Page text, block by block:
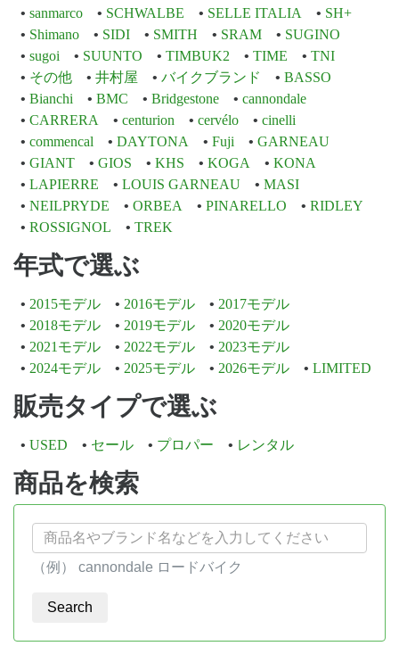
sanmarco
SCHWALBE SELLE ITALIA
SH+
Shimano
SIDI SMITH SRAM
SUGINO
sugoi
SUUNTO TIMBUK2 TIME
TNI
その他
井村屋 バイクブランド
BASSO
Bianchi
BMC Bridgestone
cannondale
CARRERA
centurion cervélo
cinelli
commencal
DAYTONA Fuji
GARNEAU
GIANT
GIOS KHS KOGA
KONA
LAPIERRE
LOUIS GARNEAU
MASI
NEILPRYDE
ORBEA PINARELLO
RIDLEY
ROSSIGNOL
TREK
年式で選ぶ
2015モデル 2016モデル
2017モデル
2018モデル
2019モデル
2020モデル
2021モデル
2022モデル
2023モデル
2024モデル
2025モデル 2026モデル LIMITED
販売タイプで選ぶ
USED セール プロパー レンタル
商品を検索
（例） cannondale ロードバイク